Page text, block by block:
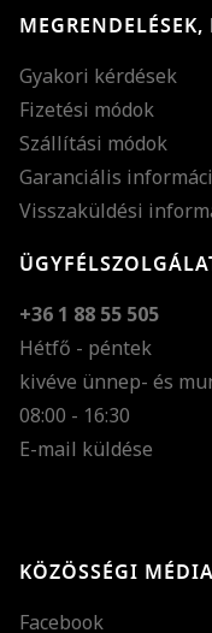
Gyakori kérdések
Fizetési módok
Szállítási módok
Garanciális
Visszaküldési
+36 1 88 55 505
Hétfő - péntek
kivéve ünnep- és
08:00 - 16:30
E-mail küldése
KÖZÖSSÉGI MÉDIA
Facebook